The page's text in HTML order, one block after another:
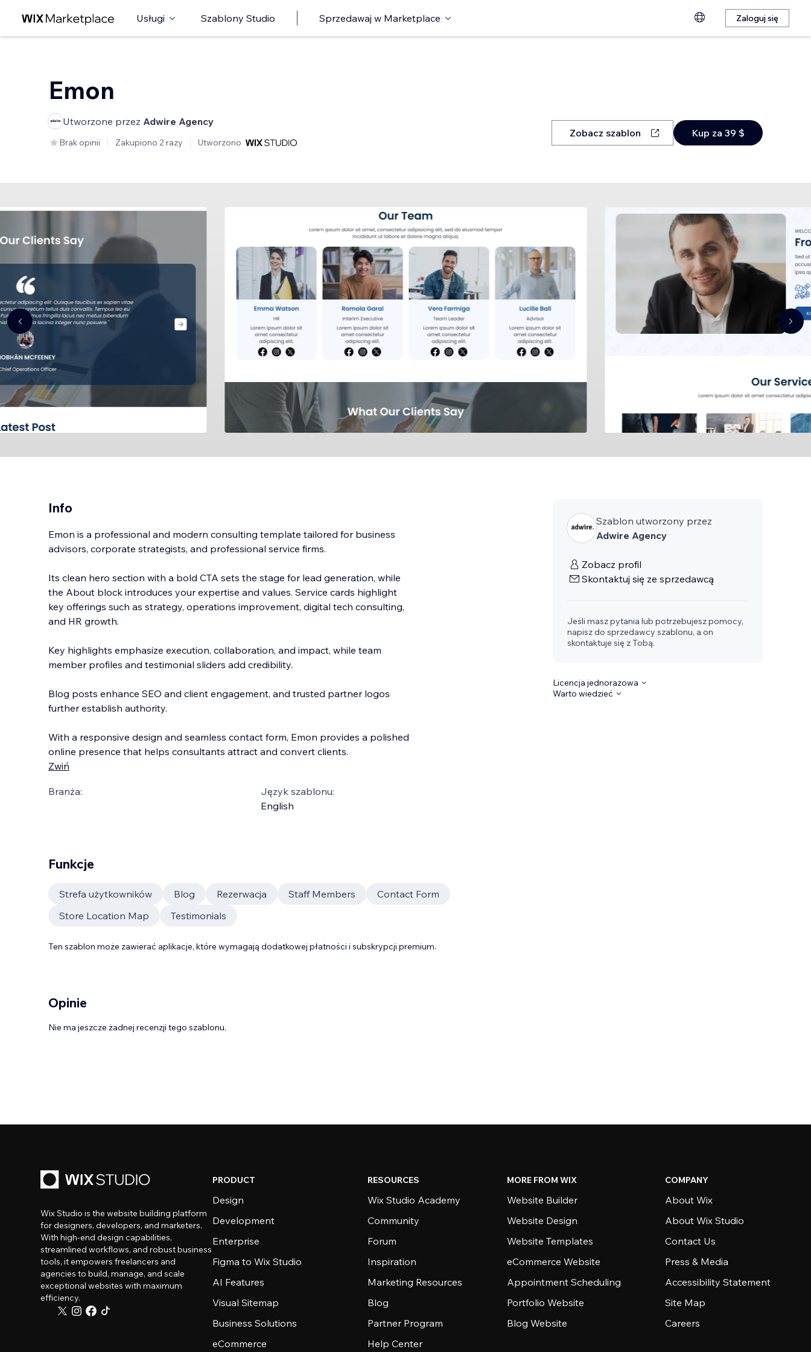
Usługi Szablony Studio Sprzedawaj w Marketplace Zaloguj się
Emon
Utworzone przez Adwire Agency
Brak opinii Zakupiono 2 razy Utworzono
Zobacz szablon Kup za 39 $
Info
Emon is a professional and modern consulting template tailored for business
advisors, corporate strategists, and professional service firms.
Its clean hero section with a bold CTA sets the stage for lead generation, while
the About block introduces your expertise and values. Service cards highlight
key offerings such as strategy, operations improvement, digital tech consulting,
and HR growth.
Key highlights emphasize execution, collaboration, and impact, while team
member profiles and testimonial sliders add credibility.
Blog posts enhance SEO and client engagement, and trusted partner logos
further establish authority.
With a responsive design and seamless contact form, Emon provides a polished
online presence that helps consultants attract and convert clients.
Zwiń
Branża:
Język szablonu:
English
Szablon utworzony przez
Adwire Agency
Zobacz profil
Skontaktuj się ze sprzedawcą
Jeśli masz pytania lub potrzebujesz pomocy,
napisz do sprzedawcy szablonu, a on
skontaktuje się z Tobą.
Licencja jednorazowa
Warto wiedzieć
Funkcje
Strefa użytkowników Blog Rezerwacja Staff Members
Contact Form
Store Location Map
Testimonials
Ten szablon może zawierać aplikacje, które wymagają dodatkowej płatności i subskrypcji premium.
Opinie
Nie ma jeszcze żadnej recenzji tego szablonu.
Wix Studio is the website building platform
for designers, developers, and marketers.
With high-end design capabilities,
streamlined workflows, and robust business
tools, it empowers freelancers and
agencies to build, manage, and scale
exceptional websites with maximum
efficiency.
PRODUCT
Design
Development
Enterprise
Figma to Wix Studio
AI Features
Visual Sitemap
Business Solutions
eCommerce
RESOURCES
Wix Studio Academy
Community
Forum
Inspiration
Marketing Resources
Blog
Partner Program
Help Center
MORE FROM WIX
Website Builder
Website Design
Website Templates
eCommerce Website
Appointment Scheduling
Portfolio Website
Blog Website
COMPANY
About Wix
About Wix Studio
Contact Us
Press & Media
Accessibility Statement
Site Map
Careers